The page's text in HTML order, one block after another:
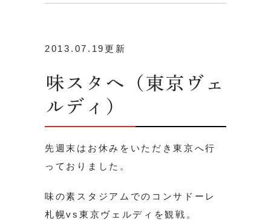
2013.07.19更新
味スタへ（東京ヴェ
ルディ）
先週末はお休みをいただき東京へ行
っておりました。
味の素スタジアムでのコンサドーレ
札幌vs東京ヴェルディを観戦。